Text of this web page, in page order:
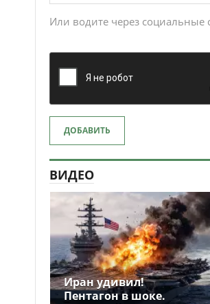
Или водите через социальные
ДОБАВИТЬ
ВИДЕО
Иран удивил!
Пентагон в шоке.